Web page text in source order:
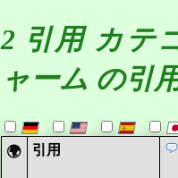
2 引用 カテ
ャーム の引
🌍 引用